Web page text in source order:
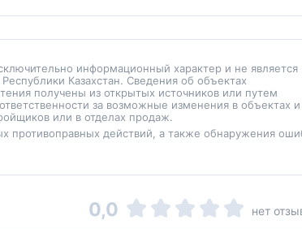
информационный характер и не является
Казахстан. Сведения об объектах
получены из открытых источников или путем
за возможные изменения в объектах и
или в отделах продаж.
противоправных действий, а также обнаружения
0,0 нет